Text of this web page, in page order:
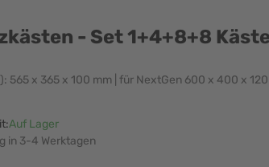
für
- Set 1+4+8+8
565 x 365 x 100 mm | für NextGen 600 x 400 x
Auf Lager
in 3-4 Werktagen